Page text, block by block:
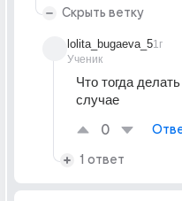
Скрыть ветку
lolita_bugaeva_5
Ученик
1г
Что тогда
случае
0
1 ответ